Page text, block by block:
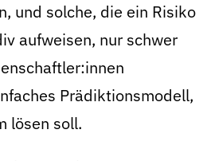
und solche, die ein Risiko
aufweisen, nur schwer
Prädiktionsmodell,
lösen soll.